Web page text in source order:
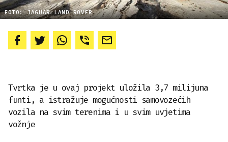
FOTO: JAGUAR LAND ROVER
Tvrtka je u ovaj projekt uložila 3,7 milijuna
funti, a istražuje mogućnosti samovozećih
vozila na svim terenima i u svim uvjetima
vožnje